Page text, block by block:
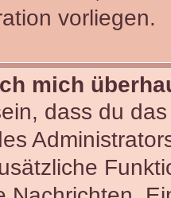
vorliegen.
mich
dass du